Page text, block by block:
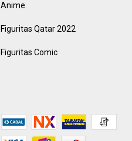
Anime
Figuritas Qatar 2022
Figuritas Comic